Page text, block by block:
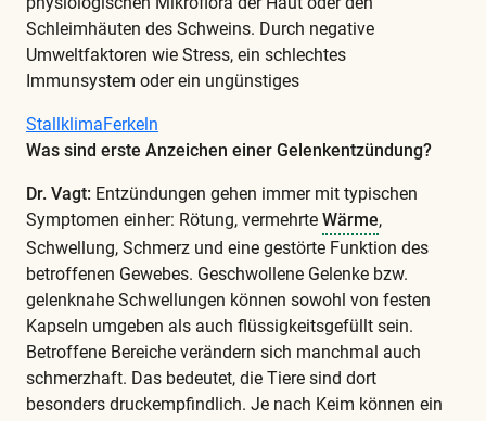
Schleimhäuten des Schweins. Durch negative
Umweltfaktoren wie Stress, ein schlechtes
Immunsystem oder ein ungünstiges
StallklimaFerkeln
Was sind erste Anzeichen einer Gelenkentzündung?
Dr. Vagt: Entzündungen gehen immer mit typischen
Symptomen einher: Rötung, vermehrte Wärme,
Schwellung, Schmerz und eine gestörte Funktion des
betroffenen Gewebes. Geschwollene Gelenke bzw.
gelenknahe Schwellungen können sowohl von festen
Kapseln umgeben als auch flüssigkeitsgefüllt sein.
Betroffene Bereiche verändern sich manchmal auch
schmerzhaft. Das bedeutet, die Tiere sind dort
besonders druckempfindlich. Je nach Keim können ein